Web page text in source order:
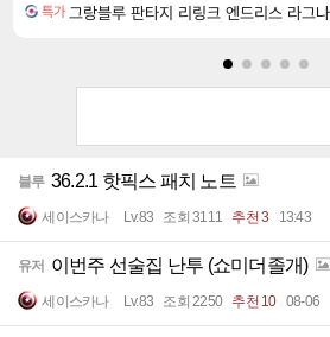
특가
블루 36.2.1 핫픽스 패치 노트
세이스카나 Lv.83 조회 3111 추천 3 13:43
유저 이번주 선술집 난투 (쇼미더졸개)
세이스카나 Lv.83 조회 2250 추천 10 08-06